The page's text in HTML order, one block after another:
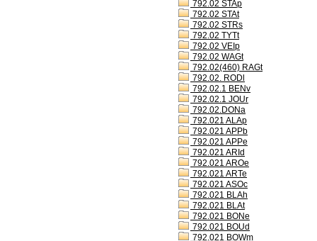
792.02 STAp
792.02 STAt
792.02 STRs
792.02 TYTt
792.02 VEIp
792.02 WAGt
792.02(460) RAGt
792.02. RODl
792.02.1 BENv
792.02.1 JOUr
792.02.DONa
792.021 ALAp
792.021 APPb
792.021 APPe
792.021 ARId
792.021 AROe
792.021 ARTe
792.021 ASOc
792.021 BLAh
792.021 BLAt
792.021 BONe
792.021 BOUd
792.021 BOWm